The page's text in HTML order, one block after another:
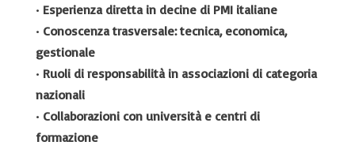
• Esperienza diretta in decine di PMI italiane
• Conoscenza trasversale: tecnica, economica,
gestionale
• Ruoli di responsabilità in associazioni di categoria
nazionali
• Collaborazioni con università e centri di
formazione